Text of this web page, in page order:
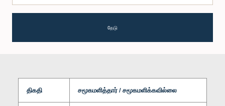
தேடு
திகதி சமூகமளித்தார் / சமூகமளிக்கவில்லை